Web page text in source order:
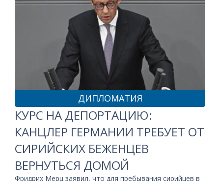
ДИПЛОМАТИЯ
КУРС НА ДЕПОРТАЦИЮ:
КАНЦЛЕР ГЕРМАНИИ ТРЕБУЕТ ОТ
СИРИЙСКИХ БЕЖЕНЦЕВ
ВЕРНУТЬСЯ ДОМОЙ
Фридрих Мерц заявил, что для пребывания сирийцев в